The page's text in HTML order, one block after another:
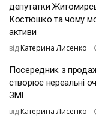
депутатки
Костюшко та чому
активи
від Катерина Лисенко
Посередник з
створює нереальні
ЗМІ
від Катерина Лисенко